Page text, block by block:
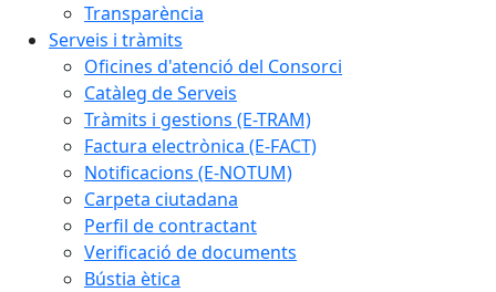
Transparència
Serveis i tràmits
Oficines d'atenció del Consorci
Catàleg de Serveis
Tràmits i gestions (E-TRAM)
Factura electrònica (E-FACT)
Notificacions (E-NOTUM)
Carpeta ciutadana
Perfil de contractant
Verificació de documents
Bústia ètica